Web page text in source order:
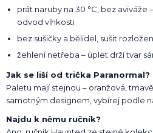
prát naruby na 30 °C, bez aviváže
odvod vlhkosti
bez sušičky a bělidel, sušit
žehlení netřeba – úplet drží tvar
Jak se liší od trička Paranormal?
Paletu mají stejnou – oranžová,
samotným designem, vybírej podle
Najdu k němu ručník?